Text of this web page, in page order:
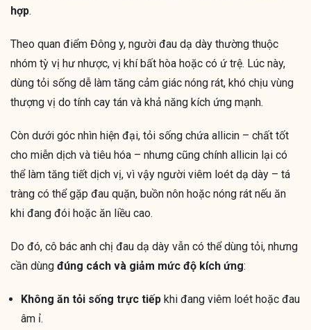
hợp.
Theo quan điểm Đông y, người đau dạ dày thường thuộc
nhóm tỳ vị hư nhược, vị khí bất hòa hoặc có ứ trệ. Lúc này,
dùng tỏi sống dễ làm tăng cảm giác nóng rát, khó chịu vùng
thượng vị do tính cay tán và khả năng kích ứng mạnh.
Còn dưới góc nhìn hiện đại, tỏi sống chứa allicin – chất tốt
cho miễn dịch và tiêu hóa – nhưng cũng chính allicin lại có
thể làm tăng tiết dịch vị, vì vậy người viêm loét dạ dày – tá
tràng có thể gặp đau quặn, buồn nôn hoặc nóng rát nếu ăn
khi đang đói hoặc ăn liều cao.
Do đó, cô bác anh chị đau dạ dày vẫn có thể dùng tỏi, nhưng
cần dùng đúng cách và giảm mức độ kích ứng:
Không ăn tỏi sống trực tiếp khi đang viêm loét hoặc đau
âm ỉ.